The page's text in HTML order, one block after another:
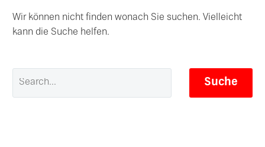
Wir können nicht finden wonach Sie suchen. Vielleicht
kann die Suche helfen.
Suche